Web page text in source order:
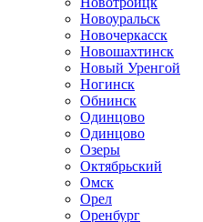
Новоуральск
Новочеркасск
Новошахтинск
Новый Уренгой
Ногинск
Обнинск
Одинцово
Одинцово
Озеры
Октябрьский
Омск
Орел
Оренбург